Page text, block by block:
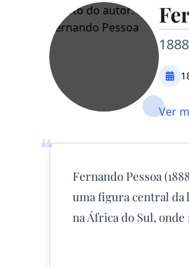
Ver
❝
Fernando Pessoa
uma figura central da
na África do Sul,